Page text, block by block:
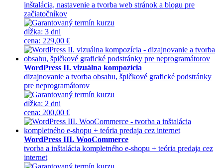
inštalácia, nastavenie a tvorba web stránok a blogu pre
začiatočníkov
dĺžka: 3 dni
cena: 229,00 €
WordPress II. vizuálna kompozícia
dizajnovanie a tvorba obsahu, špičkové grafické podstránky
pre neprogramátorov
dĺžka: 2 dni
cena: 200,00 €
WordPress III. WooCommerce
tvorba a inštalácia kompletného e-shopu + teória predaja cez
internet